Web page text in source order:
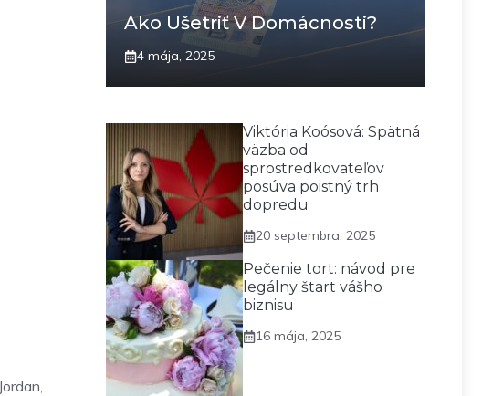
Ako Ušetriť V Domácnosti?
4 mája, 2025
Viktória Koósová: Spätná
väzba od
sprostredkovateľov
posúva poistný trh
dopredu
20 septembra, 2025
Pečenie tort: návod pre
legálny štart vášho
biznisu
16 mája, 2025